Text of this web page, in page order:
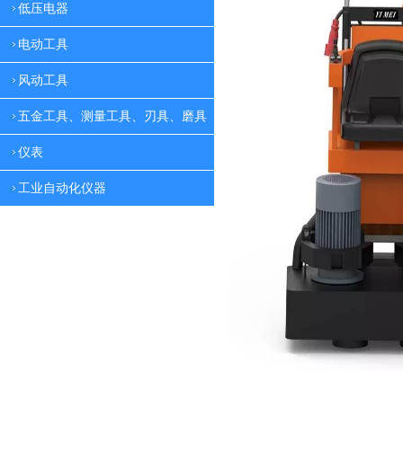
低压电器
电动工具
风动工具
五金工具、测量工具、刃具、磨具
仪表
工业自动化仪器